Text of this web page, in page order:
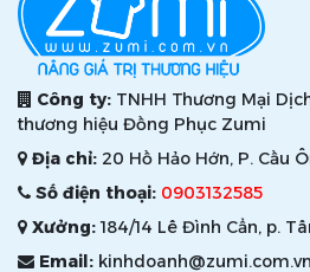
Công ty: TNHH Thương Mại
thương hiệu Đồng Phục Zumi
Địa chỉ: 20 Hồ Hảo Hớn, P. Cầu
Số điện thoại: 0903132585
Xưởng:184/14 Lê Đình Cẩn, p.
Email: kinhdoanh@zumi.com.vn